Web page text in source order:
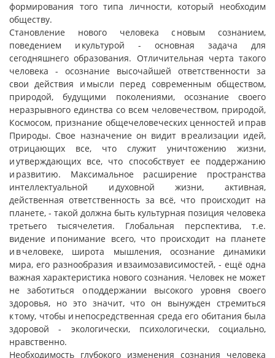
формирования того типа личности, который необходим
обществу.
Становление нового человека с новым сознанием,
поведением и культурой - основная задача для
сегодняшнего образования. Отличительная черта такого
человека - осознание высочайшей ответственности за
свои действия и мысли перед современным обществом,
природой, будущими поколениями, осознание своего
неразрывного единства со всем человечеством, природой,
Космосом, признание общечеловеческих ценностей и прав
Природы. Свое назначение он видит в реализации идей,
отрицающих все, что служит уничтожению жизни,
и утверждающих все, что способствует ее поддержанию
и развитию. Максимальное расширение пространства
интеллектуальной и духовной жизни, активная,
действенная ответственность за всё, что происходит на
планете, - такой должна быть культурная позиция человека
третьего тысячелетия. Глобальная перспектива, т.е.
видение и понимание всего, что происходит на планете
и в человеке, широта мышления, осознание динамики
мира, его разнообразия и взаимозависимостей, - ещё одна
важная характеристика нового сознания. Человек не может
не заботиться о поддержании высокого уровня своего
здоровья, но это значит, что он вынужден стремиться
к тому, чтобы и непосредственная среда его обитания была
здоровой - экологически, психологически, социально,
нравственно.
Необходимость глубокого изменения сознания человека